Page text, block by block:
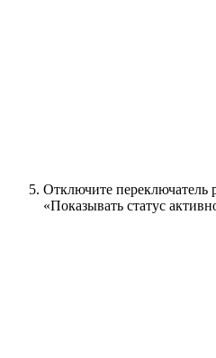
Отключите переключатель
«Показывать статус